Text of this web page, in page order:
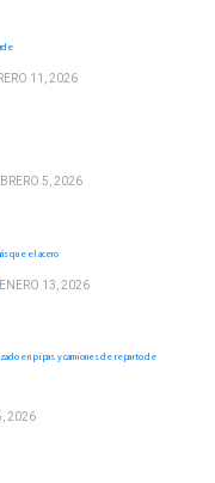
11, 2026
5, 2026
que el acero
ENERO 13, 2026
en pipas y camiones de reparto de
2026